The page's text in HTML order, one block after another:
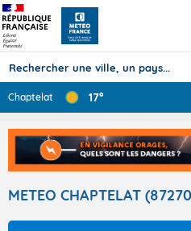
TOUS LES
Chaptelat 17°
METEO CHAPTELAT